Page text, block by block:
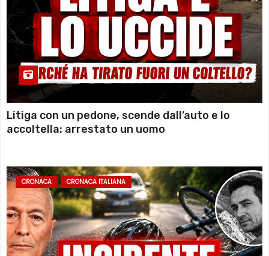
Litiga con un pedone, scende dall’auto e lo
accoltella: arrestato un uomo
CRONACA CRONACA ITALIANA